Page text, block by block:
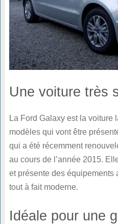
Une voiture très
La Ford Galaxy est la voiture
modèles qui vont être
qui a été récemment
au cours de l’année 2015.
et présente des équipements
tout à fait moderne.
Idéale pour une